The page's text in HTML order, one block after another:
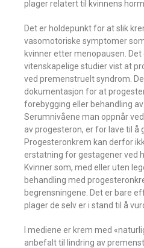
plager relatert til kvinnens
Det er holdepunkt for at slik
vasomotoriske symptomer
kvinner etter menopausen. Det
vitenskapelige studier vist at
ved premenstruelt syndrom.
dokumentasjon for at
forebygging eller behandling
Serumnivåene man oppnår
av progesteron, er for lave til å
Progesteronkrem kan derfor
erstatning for gestagener ved
Kvinner som, med eller uten
behandling med
begrensningene. Det er bare
plager de selv er i stand til å
I mediene er krem med
anbefalt til lindring av